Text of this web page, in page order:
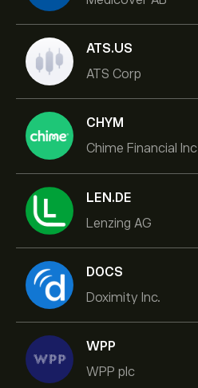
ATS.US
ATS Corp
CHYM
Chime Financial Inc
LEN.DE
Lenzing AG
DOCS
Doximity Inc.
WPP
WPP plc